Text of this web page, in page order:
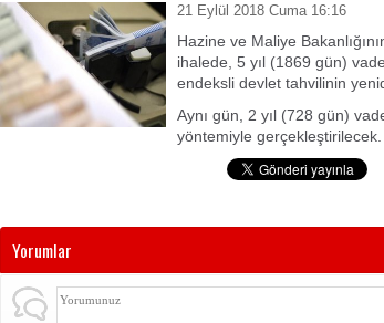
21 Eylül 2018 Cuma 16:16
Hazine ve Maliye
ihalede, 5 yıl (1869 gün)
endeksli devlet tahvilinin
Aynı gün, 2 yıl (728 gün)
yöntemiyle gerçekleştirilecek.
Yorumlar